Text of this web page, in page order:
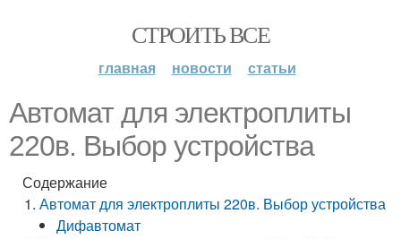
СТРОИТЬ ВСЕ
главная новости статьи
Автомат для электроплиты
220в. Выбор устройства
Содержание
Автомат для электроплиты 220в. Выбор устройства
Дифавтомат